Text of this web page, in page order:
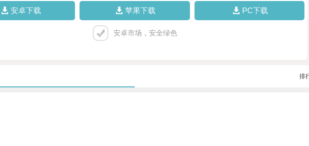
安卓下载 苹果下载 PC下载
安卓市场，安全绿色
排